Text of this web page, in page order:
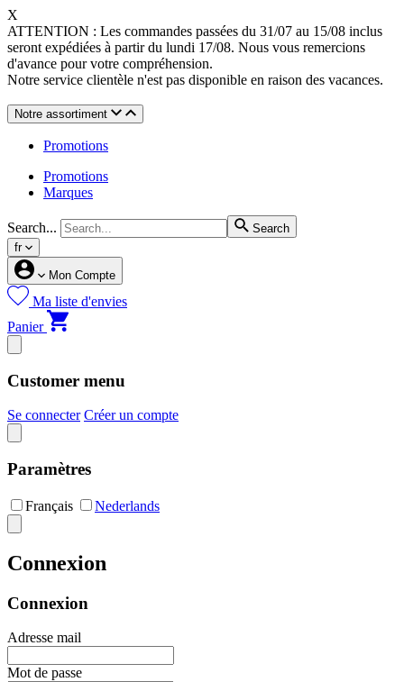
X
ATTENTION : Les commandes passées du 31/07 au 15/08 inclus
seront expédiées à partir du lundi 17/08. Nous vous remercions
d'avance pour votre compréhension.
Notre service clientèle n'est pas disponible en raison des vacances.
Notre assortiment
Promotions
Promotions
Marques
Search...
Search
fr
Mon Compte
Ma liste d'envies
Panier
Customer menu
Se connecter Créer un compte
Paramètres
Français Nederlands
Connexion
Connexion
Adresse mail
Mot de passe